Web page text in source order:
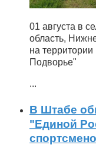
01 августа в
область,
на
Подворье"
...
В Штабе
"Единой